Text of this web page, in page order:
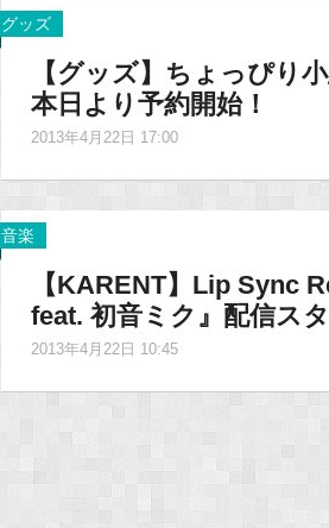
グッズ
【グッズ】ちょっぴり
本日より予約開始！
2013年4月22日 17:00
音楽
【KARENT】Lip Sync
feat. 初音ミク』配信スタ
2013年4月22日 10:45